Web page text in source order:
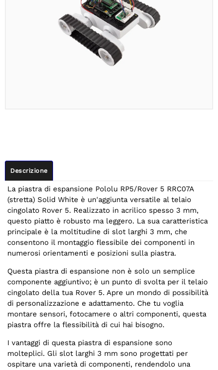
Descrizione
La piastra di espansione Pololu RP5/Rover 5 RRC07A
(stretta) Solid White è un'aggiunta versatile al telaio
cingolato Rover 5. Realizzato in acrilico spesso 3 mm,
questo piatto è robusto ma leggero. La sua caratteristica
principale è la moltitudine di slot larghi 3 mm, che
consentono il montaggio flessibile dei componenti in
numerosi orientamenti e posizioni sulla piastra.
Questa piastra di espansione non è solo un semplice
componente aggiuntivo; è un punto di svolta per il telaio
cingolato della tua Rover 5. Apre un mondo di possibilità
di personalizzazione e adattamento. Che tu voglia
montare sensori, fotocamere o altri componenti, questa
piastra offre la flessibilità di cui hai bisogno.
I vantaggi di questa piastra di espansione sono
molteplici. Gli slot larghi 3 mm sono progettati per
ospitare una varietà di componenti, rendendolo una